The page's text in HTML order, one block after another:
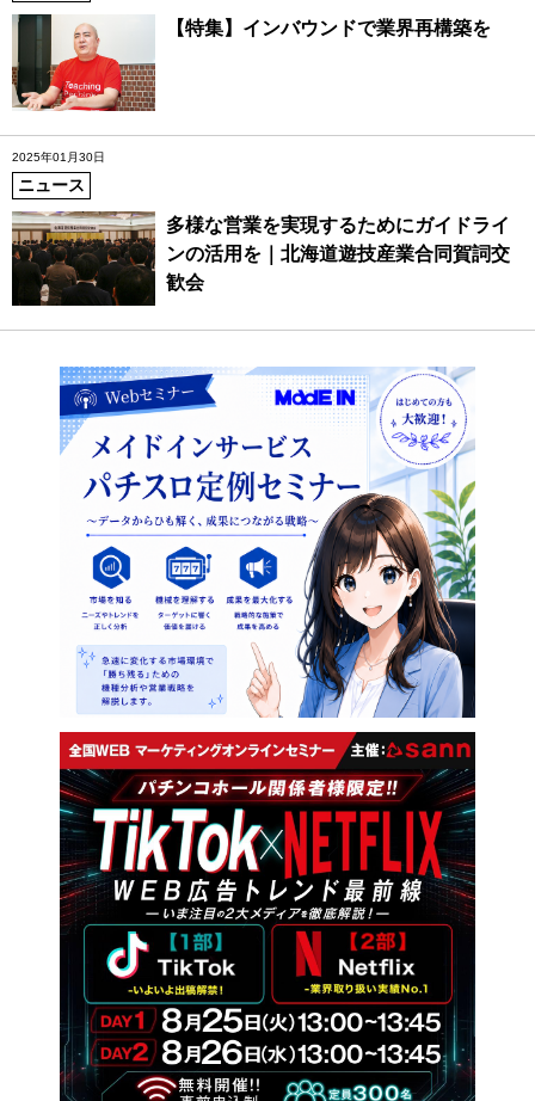
【特集】インバウンドで業界再構築を
2025年01月30日
ニュース
多様な営業を実現するためにガイドライ
ンの活用を｜北海道遊技産業合同賀詞交
歓会